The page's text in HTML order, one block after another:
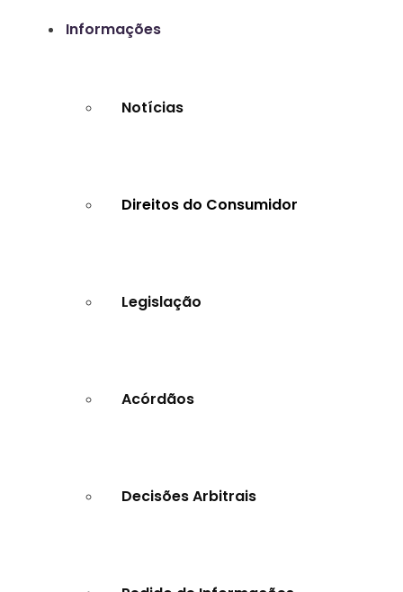
Informações
Notícias
Direitos do Consumidor
Legislação
Acórdãos
Decisões Arbitrais